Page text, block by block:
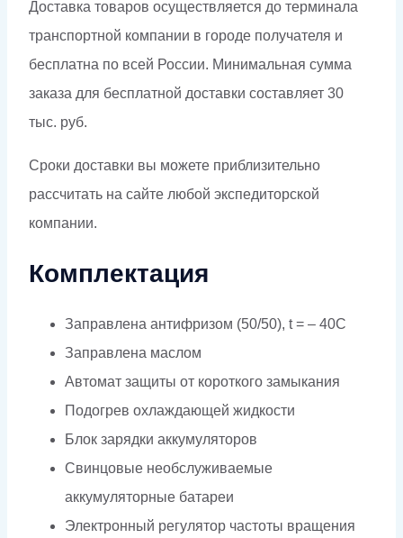
Доставка товаров осуществляется до терминала
транспортной компании в городе получателя и
бесплатна по всей России. Минимальная сумма
заказа для бесплатной доставки составляет 30
тыс. руб.
Сроки доставки вы можете приблизительно
рассчитать на сайте любой экспедиторской
компании.
Комплектация
Заправлена антифризом (50/50), t = – 40C
Заправлена маслом
Автомат защиты от короткого замыкания
Подогрев охлаждающей жидкости
Блок зарядки аккумуляторов
Свинцовые необслуживаемые
аккумуляторные батареи
Электронный регулятор частоты вращения